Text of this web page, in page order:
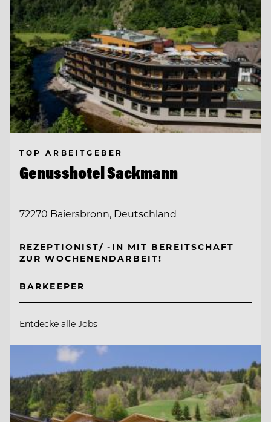
TOP ARBEITGEBER
Genusshotel Sackmann
72270 Baiersbronn, Deutschland
REZEPTIONIST/ -IN MIT BEREITSCHAFT
ZUR WOCHENENDARBEIT!
BARKEEPER
Entdecke alle Jobs